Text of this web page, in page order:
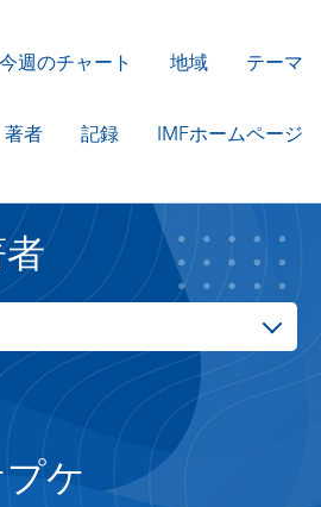
今週のチャート 地域 テーマ
著者 記録 IMFホームページ
ケ